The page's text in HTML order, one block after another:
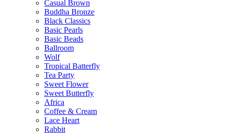
Casual Brown
Buddha Bronze
Black Classics
Basic Pearls
Basic Beads
Ballroom
Wolf
Tropical Batterfly
Tea Party
Sweet Flower
Sweet Butterfly
Africa
Coffee & Cream
Lace Heart
Rabbit